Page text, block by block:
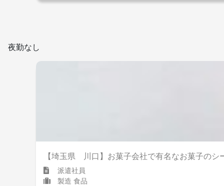
夜勤なし
【埼玉県 川口】お菓子会社で有名なお菓子のシ
派遣社員
製造 食品